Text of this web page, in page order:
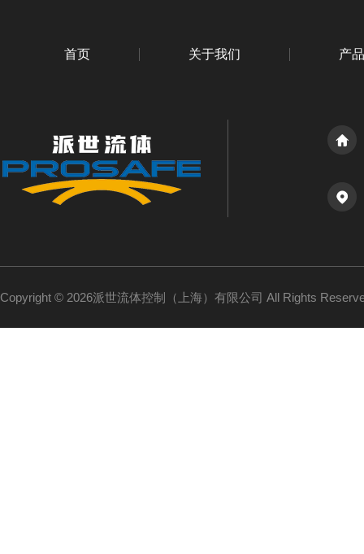
首页 关于我们 产
Copyright © 2026派世流体控制（上海）有限公司 All Rights